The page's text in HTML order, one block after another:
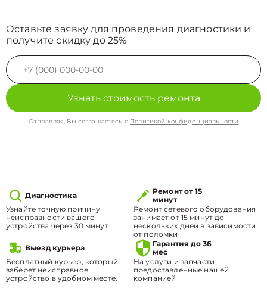
Оставьте заявку для проведения диагностики и
получите скидку до 25%
Узнать стоимость ремонта
Отправляя, Вы соглашаетесь с Политикой конфиденциальности
Диагностика
Узнайте точную причину
неисправности вашего
устройства через 30 минут
Ремонт от 15
минут
Ремонт сетевого оборудования
занимает от 15 минут до
нескольких дней в зависимости
от поломки
Выезд курьера
Бесплатный курьер, который
заберет неисправное
устройство в удобном месте.
Гарантия до 36
мес
На услуги и запчасти
предоставленные нашей
компанией